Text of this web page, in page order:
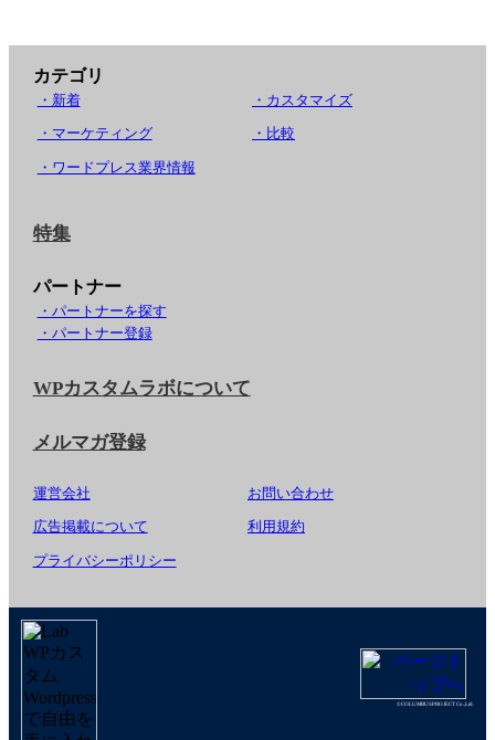
カテゴリ
・新着 ・カスタマイズ
・マーケティング ・比較
・ワードプレス業界情報
特集
パートナー
・パートナーを探す
・パートナー登録
WPカスタムラボについて
メルマガ登録
運営会社 お問い合わせ
広告掲載について 利用規約
プライバシーポリシー
©COLUMBUSPROJECT Co.,Ltd.